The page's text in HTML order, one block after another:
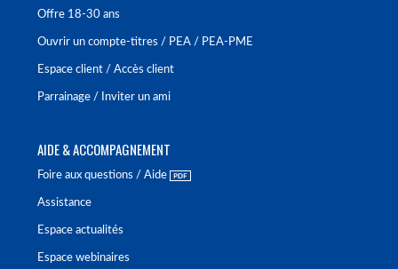
Offre 18-30 ans
Ouvrir un compte-titres / PEA / PEA-PME
Espace client / Accès client
Parrainage / Inviter un ami
AIDE & ACCOMPAGNEMENT
Foire aux questions / Aide
Assistance
Espace actualités
Espace webinaires